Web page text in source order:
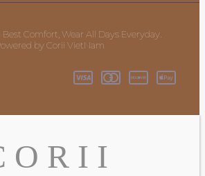
Comfort, Wear All Days Everyday.
by Corii VietNam
O R I I